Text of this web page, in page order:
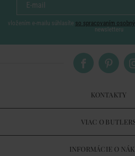
vložením e-mailu súhlasíte so spracovaním
newsletteru
KONTAKTY
VIAC O
INFORMÁCIE O